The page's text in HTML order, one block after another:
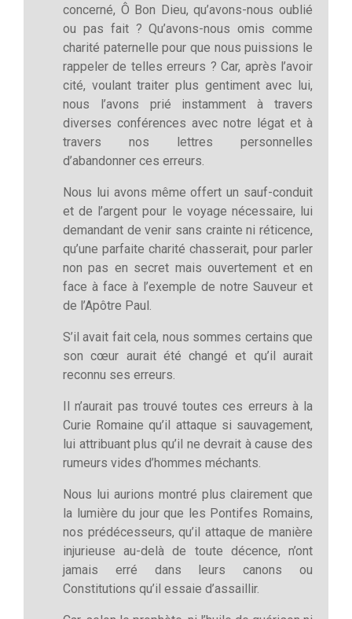
concerné, Ô Bon Dieu, qu’avons-nous oublié
ou pas fait ? Qu’avons-nous omis comme
charité paternelle pour que nous puissions le
rappeler de telles erreurs ? Car, après l’avoir
cité, voulant traiter plus gentiment avec lui,
nous l’avons prié instamment à travers
diverses conférences avec notre légat et à
travers nos lettres personnelles
d’abandonner ces erreurs.
Nous lui avons même offert un sauf-conduit
et de l’argent pour le voyage nécessaire, lui
demandant de venir sans crainte ni réticence,
qu’une parfaite charité chasserait, pour parler
non pas en secret mais ouvertement et en
face à face à l’exemple de notre Sauveur et
de l’Apôtre Paul.
S’il avait fait cela, nous sommes certains que
son cœur aurait été changé et qu’il aurait
reconnu ses erreurs.
Il n’aurait pas trouvé toutes ces erreurs à la
Curie Romaine qu’il attaque si sauvagement,
lui attribuant plus qu’il ne devrait à cause des
rumeurs vides d’hommes méchants.
Nous lui aurions montré plus clairement que
la lumière du jour que les Pontifes Romains,
nos prédécesseurs, qu’il attaque de manière
injurieuse au-delà de toute décence, n’ont
jamais erré dans leurs canons ou
Constitutions qu’il essaie d’assaillir.